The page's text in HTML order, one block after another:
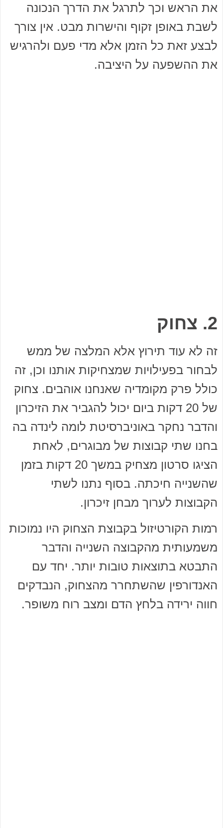
את הראש וכך לתרגל את הדרך הנכונה
לשבת באופן זקוף והישרות מבט. אין צורך
לבצע זאת כל הזמן אלא מדי פעם ולהרגיש
את ההשפעה על היציבה.
2. צחוק
זה לא עוד תירוץ אלא המלצה של ממש
לבחור בפעילויות שמצחיקות אותנו וכן, זה
כולל פרק מקומדיה שאנחנו אוהבים. צחוק
של 20 דקות ביום יכול להגביר את הזיכרון
והדבר נחקר באוניברסיטת לומה לינדה בה
בחנו שתי קבוצות של מבוגרים, לאחת
הציגו סרטון מצחיק במשך 20 דקות בזמן
שהשנייה חיכתה. בסוף נתנו לשתי
הקבוצות לערוך מבחן זיכרון.
רמות הקורטיזול בקבוצת הצחוק היו נמוכות
משמעותית מהקבוצה השנייה והדבר
התבטא בתוצאות טובות יותר. יחד עם
האנדורפין שהשתחרר מהצחוק, הנבדקים
חווה ירידה בלחץ הדם ומצב רוח משופר.